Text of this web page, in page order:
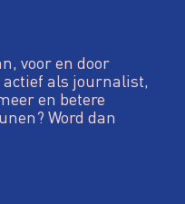
voor en door
als journalist,
en betere
Word dan